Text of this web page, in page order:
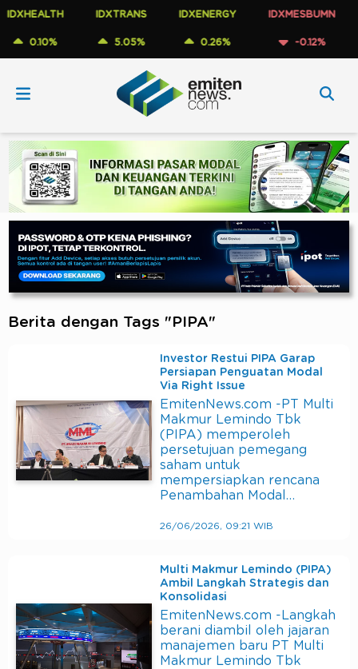
0.10%
IDXTRANS
5.05%
IDXENERGY
0.26%
IDXMESBUMN
-0.12%
Berita dengan Tags "PIPA"
Investor Restui PIPA Garap
Persiapan Penguatan Modal
Via Right Issue
EmitenNews.com -PT Multi
Makmur Lemindo Tbk
(PIPA) memperoleh
persetujuan pemegang
saham untuk
mempersiapkan rencana
Penambahan Modal…
26/06/2026, 09:21 WIB
Multi Makmur Lemindo (PIPA)
Ambil Langkah Strategis dan
Konsolidasi
EmitenNews.com -Langkah
berani diambil oleh jajaran
manajemen baru PT Multi
Makmur Lemindo Tbk